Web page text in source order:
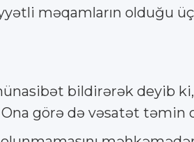
məqamların olduğu
bildirərək deyib
görə də vəsatət təmin